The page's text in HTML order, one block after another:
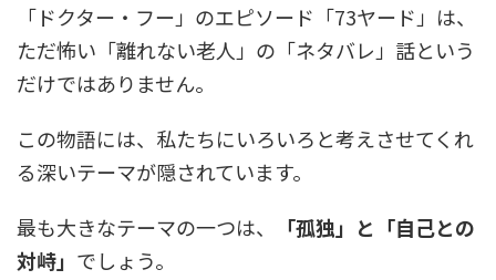
「ドクター・フー」のエピソード「73ヤード」は、
ただ怖い「離れない老人」の「ネタバレ」話という
だけではありません。
この物語には、私たちにいろいろと考えさせてくれ
る深いテーマが隠されています。
最も大きなテーマの一つは、
「孤独」と「自己との
対峙」 でしょう。